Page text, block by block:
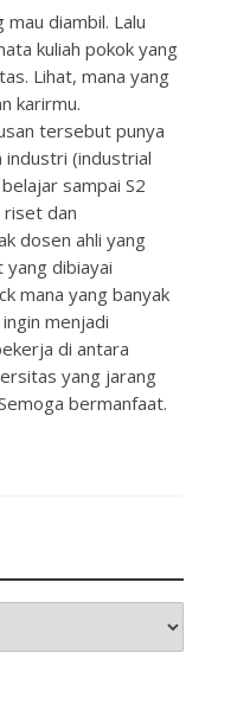
diambil. Lalu
kuliah pokok yang
Lihat, mana yang
karirmu.
tersebut punya
industri (industrial
sampai S2
riset dan
dosen ahli yang
dibiayai
mana yang banyak
menjadi
di antara
yang jarang
bermanfaat.